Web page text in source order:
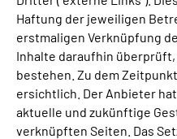
Haftung der jeweiligen
erstmaligen Verknüpfung
Inhalte daraufhin
bestehen. Zu dem
ersichtlich. Der Anbieter
aktuelle und zukünftige
verknüpften Seiten. Das